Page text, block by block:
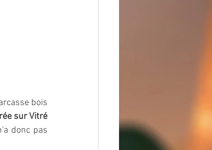
bois
sur Vitré
donc pas